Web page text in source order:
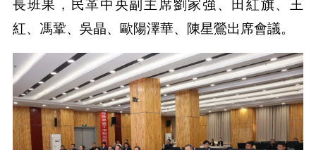
長班果，民革中央副主席劉家強、田紅旗、王
紅、馮鞏、吳晶、歐陽澤華、陳星鶯出席會議。